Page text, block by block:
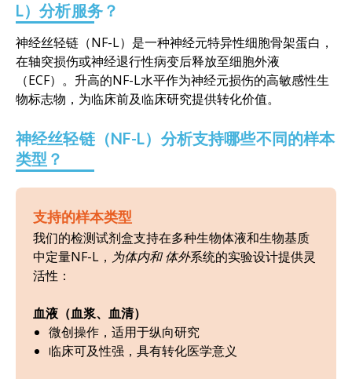
L）分析服务？
神经丝轻链（NF-L）是一种神经元特异性细胞骨架蛋白，
在轴突损伤或神经退行性病变后释放至细胞外液
（ECF）。升高的NF-L水平作为神经元损伤的高敏感性生
物标志物，为临床前及临床研究提供转化价值。
神经丝轻链（NF-L）分析支持哪些不同的样本
类型？
支持的样本类型
我们的检测试剂盒支持在多种生物体液和生物基质
中定量NF-L， 为体内和 体外系统的实验设计提供灵
活性：
血液（血浆、血清）
微创操作，适用于纵向研究
临床可及性强，具有转化医学意义